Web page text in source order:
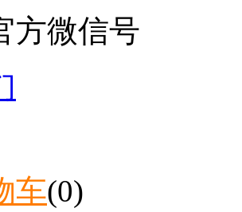
方微信号
车(0)